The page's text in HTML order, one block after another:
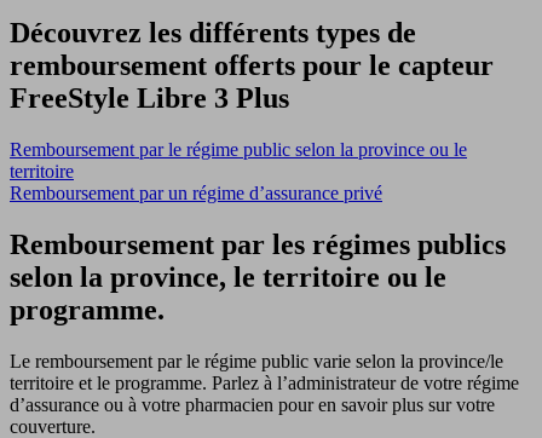
Découvrez les différents types de
remboursement offerts pour le capteur
FreeStyle Libre 3 Plus
Remboursement par le régime public selon la province ou le
territoire
Remboursement par un régime d’assurance privé
Remboursement par les régimes publics
selon la province, le territoire ou le
programme.
Le remboursement par le régime public varie selon la province/le
territoire et le programme. Parlez à l’administrateur de votre régime
d’assurance ou à votre pharmacien pour en savoir plus sur votre
couverture.